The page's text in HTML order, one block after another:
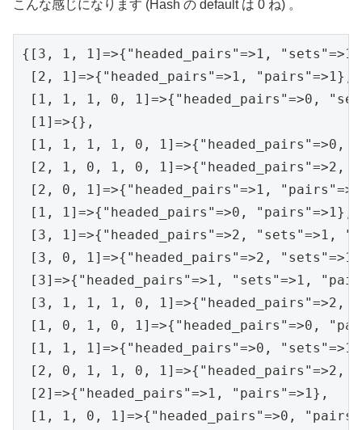
こんな感じになります (Hash の default は 0 ね) 。
{[3, 1, 1]=>{"headed_pairs"=>1,
[2, 1]=>{"headed_pairs"=>1, "pairs"=>1},
[1, 1, 1, 0, 1]=>{"headed_pairs"=>0,
[1]=>{},
[1, 1, 1, 1, 0, 1]=>{"headed_pairs"=>0,
[2, 1, 0, 1, 0, 1]=>{"headed_pairs"=>2,
[2, 0, 1]=>{"headed_pairs"=>1,
[1, 1]=>{"headed_pairs"=>0, "pairs"=>1},
[3, 1]=>{"headed_pairs"=>2, "sets"=>1,
[3, 0, 1]=>{"headed_pairs"=>2,
[3]=>{"headed_pairs"=>1, "sets"=>1,
[3, 1, 1, 1, 0, 1]=>{"headed_pairs"=>2,
[1, 0, 1, 0, 1]=>{"headed_pairs"=>0,
[1, 1, 1]=>{"headed_pairs"=>0,
[2, 0, 1, 1, 0, 1]=>{"headed_pairs"=>2,
[2]=>{"headed_pairs"=>1, "pairs"=>1},
[1, 1, 0, 1]=>{"headed_pairs"=>0,